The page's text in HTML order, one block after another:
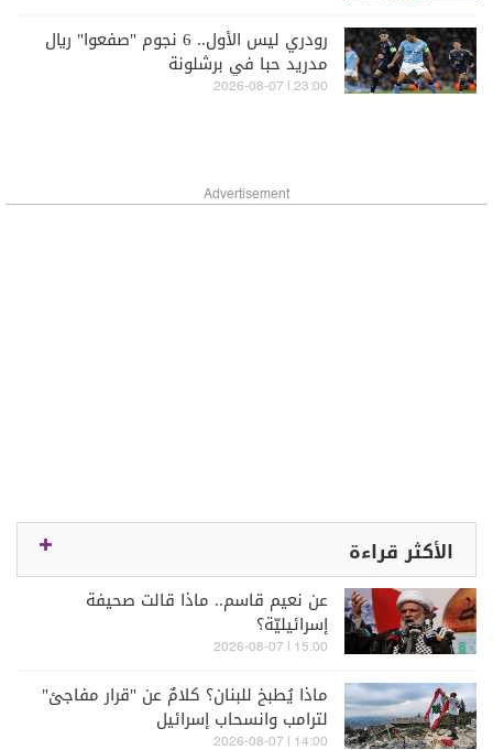
رودري ليس الأول.. 6 نجوم "صفعوا" ريال
مدريد حبا في برشلونة
23:00 | 2026-08-07
Advertisement
الأكثر قراءة
عن نعيم قاسم.. ماذا قالت صحيفة
إسرائيليّة؟
15:00 | 2026-08-07
ماذا يُطبخ للبنان؟ كلامٌ عن "قرار مفاجئ"
لترامب وانسحاب إسرائيل
14:00 | 2026-08-07